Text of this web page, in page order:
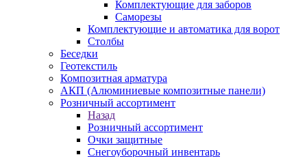
Комплектующие для заборов
Саморезы
Комплектующие и автоматика для ворот
Столбы
Беседки
Геотекстиль
Композитная арматура
АКП (Алюминиевые композитные панели)
Розничный ассортимент
Назад
Розничный ассортимент
Очки защитные
Снегоуборочный инвентарь